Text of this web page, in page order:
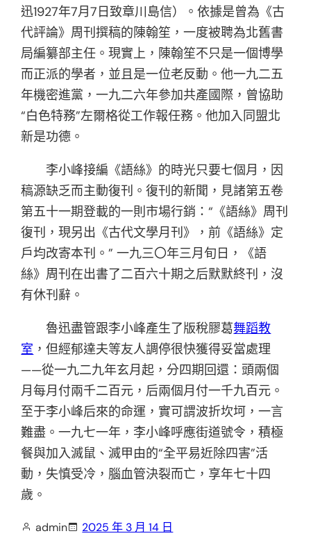
迅1927年7月7日致章川島信）。依據是曾為《古
代評論》周刊撰稿的陳翰笙，一度被聘為北舊書
局編纂部主任。現實上，陳翰笙不只是一個博學
而正派的學者，並且是一位老反動。他一九二五
年機密進黨，一九二六年參加共產國際，曾協助
“白色特務”左爾格從工作報任務。他加入同盟北
新是功德。
李小峰接編《語絲》的時光只要七個月，因
稿源缺乏而主動復刊。復刊的新聞，見諸第五卷
第五十一期登載的一則市場行銷：“《語絲》周刊
復刊，現另出《古代文學月刊》，前《語絲》定
戶均改寄本刊。” 一九三〇年三月旬日，《語
絲》周刊在出書了二百六十期之后默默終刊，沒
有休刊辭。
魯迅盡管跟李小峰產生了版稅膠葛舞蹈教
室 ，但經郁達夫等友人調停很快獲得妥當處理
——從一九二九年玄月起，分四期回還：頭兩個
月每月付兩千二百元，后兩個月付一千九百元。
至于李小峰后來的命運，實可謂波折坎坷，一言
難盡。一九七一年，李小峰呼應街道號令，積極
餐與加入滅鼠、滅甲由的“全平易近除四害”活
動，失慎受冷，腦血管決裂而亡，享年七十四
歲。
admin 2025 年 3 月 14 日